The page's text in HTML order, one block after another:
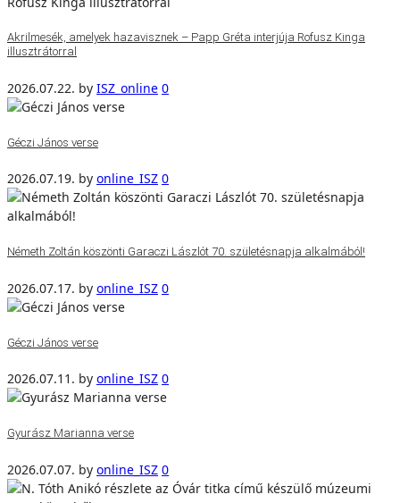
Akrilmesék, amelyek hazavisznek – Papp Gréta interjúja Rofusz Kinga
illusztrátorral
2026.07.22. by ISZ_online 0
Géczi János verse
2026.07.19. by online_ISZ 0
Németh Zoltán köszönti Garaczi Lászlót 70. születésnapja alkalmából!
2026.07.17. by online_ISZ 0
Géczi János verse
2026.07.11. by online_ISZ 0
Gyurász Marianna verse
2026.07.07. by online_ISZ 0